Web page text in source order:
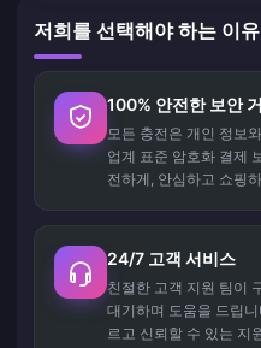
저희를 선택해야 하는 이유
100% 안전한 보안
모든 충전은 개인 정보
업계 표준 암호화 결제
전하게, 안심하고 쇼핑
24/7 고객 서비스
친절한 고객 지원 팀이
대기하며 도움을 드립
르고 신뢰할 수 있는 지